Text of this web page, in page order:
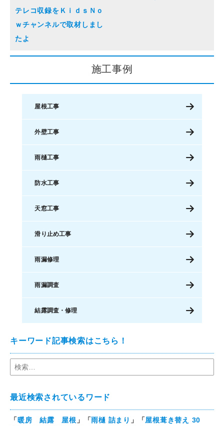
テレコ収録をＫｉｄｓＮｏ
ｗチャンネルで取材しまし
たよ
施工事例
屋根工事
外壁工事
雨樋工事
防水工事
天窓工事
滑り止め工事
雨漏修理
雨漏調査
結露調査・修理
キーワード記事検索はこちら！
最近検索されているワード
「暖房 結露 屋根 」「雨樋 詰まり 」「屋根葺き替え 30